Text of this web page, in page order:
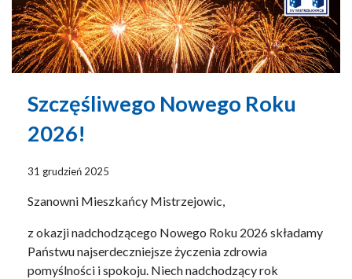
Szczęśliwego Nowego Roku
2026!
31 grudzień 2025
Szanowni Mieszkańcy Mistrzejowic,
z okazji nadchodzącego Nowego Roku 2026 składamy
Państwu najserdeczniejsze życzenia zdrowia
pomyślności i spokoju. Niech nadchodzący rok